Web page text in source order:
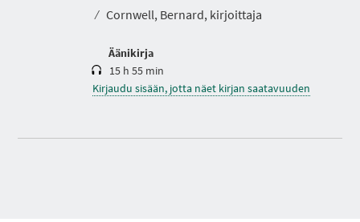
⁄ Cornwell, Bernard, kirjoittaja
Äänikirja
15 h 55 min
Kirjaudu sisään, jotta näet kirjan saatavuuden